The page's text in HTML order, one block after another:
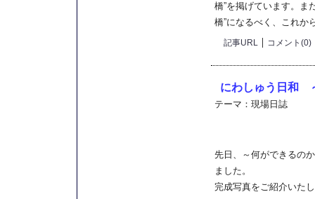
橋”を掲げています。ま
橋”になるべく、これか
記事URL コメント(0)
にわしゅう日和
テーマ： 現場日誌
先日、～何ができるの
ました。
完成写真をご紹介いた